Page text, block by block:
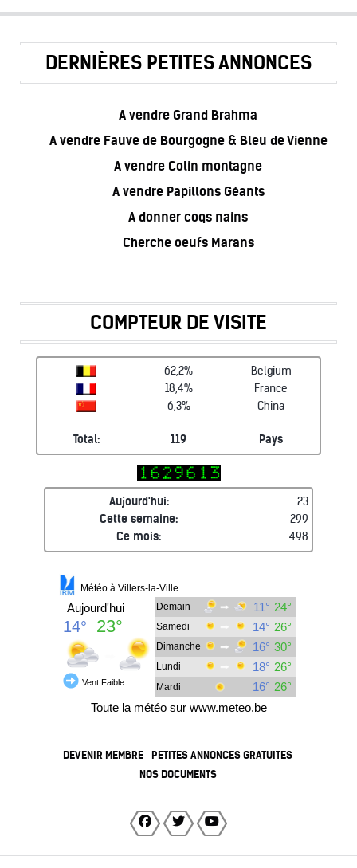
DERNIÈRES PETITES ANNONCES
A vendre Grand Brahma
A vendre Fauve de Bourgogne & Bleu de Vienne
A vendre Colin montagne
A vendre Papillons Géants
A donner coqs nains
Cherche oeufs Marans
COMPTEUR DE VISITE
62,2%
Belgium
18,4%
France
6,3%
China
Total: 119 Pays
Aujourd'hui:
23
Cette semaine:
299
Ce mois:
498
DEVENIR MEMBRE
PETITES ANNONCES GRATUITES
NOS DOCUMENTS